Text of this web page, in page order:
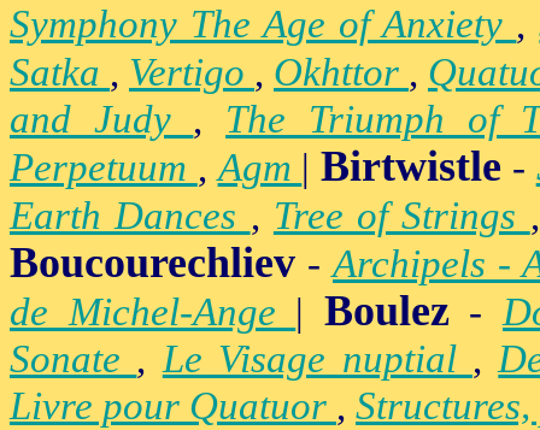
Symphony The Age of Anxiety ,
Satka , Vertigo , Okhttor ,
and Judy , The Triumph of
Perpetuum ,Agm |Birtwistle -
Earth Dances , Tree of Strings
Boucourechliev -Archipels -
de Michel-Ange | Boulez-
Sonate ,Le Visage nuptial ,
Livre pour Quatuor ,